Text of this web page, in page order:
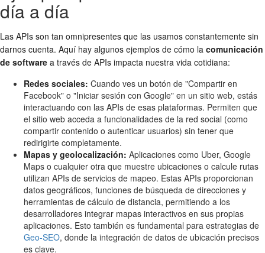
día a día
Las APIs son tan omnipresentes que las usamos constantemente sin
darnos cuenta. Aquí hay algunos ejemplos de cómo la comunicación
de software a través de APIs impacta nuestra vida cotidiana:
Redes sociales: Cuando ves un botón de "Compartir en
Facebook" o "Iniciar sesión con Google" en un sitio web, estás
interactuando con las APIs de esas plataformas. Permiten que
el sitio web acceda a funcionalidades de la red social (como
compartir contenido o autenticar usuarios) sin tener que
redirigirte completamente.
Mapas y geolocalización: Aplicaciones como Uber, Google
Maps o cualquier otra que muestre ubicaciones o calcule rutas
utilizan APIs de servicios de mapeo. Estas APIs proporcionan
datos geográficos, funciones de búsqueda de direcciones y
herramientas de cálculo de distancia, permitiendo a los
desarrolladores integrar mapas interactivos en sus propias
aplicaciones. Esto también es fundamental para estrategias de
Geo-SEO, donde la integración de datos de ubicación precisos
es clave.